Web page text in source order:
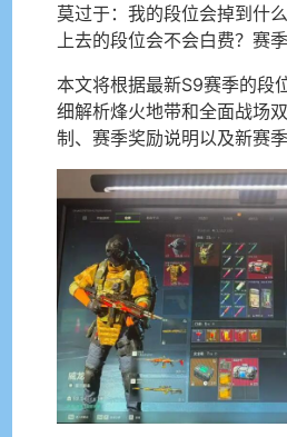
莫过于：我的段位会掉到什
上去的段位会不会白费？赛
本文将根据最新S9赛季的段
细解析烽火地带和全面战场
制、赛季奖励说明以及新赛